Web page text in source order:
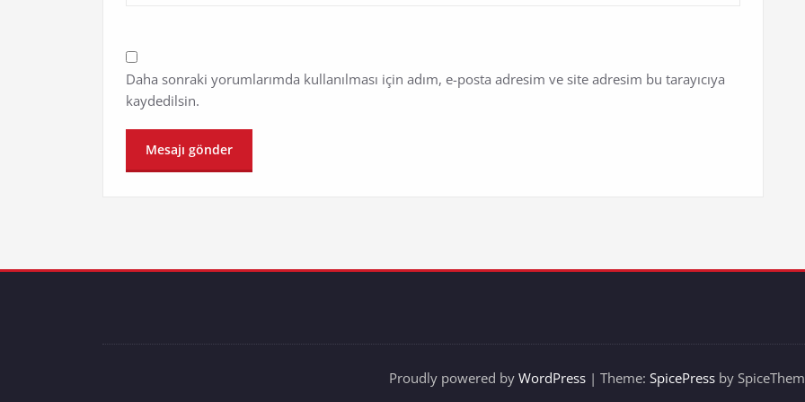
Daha sonraki yorumlarımda kullanılması için adım, e-posta adresim ve site adresim bu tarayıcıya
kaydedilsin.
Proudly powered by WordPress | Theme: SpicePress by